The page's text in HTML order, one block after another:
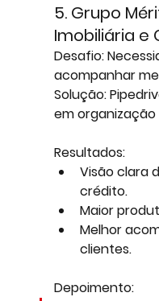
5. Grupo
Imobiliária e
Desafio:
acompanhar
Solução:
em
Resultados:
Visão clara
crédito.
Maior
Melhor
clientes.
Depoimento: